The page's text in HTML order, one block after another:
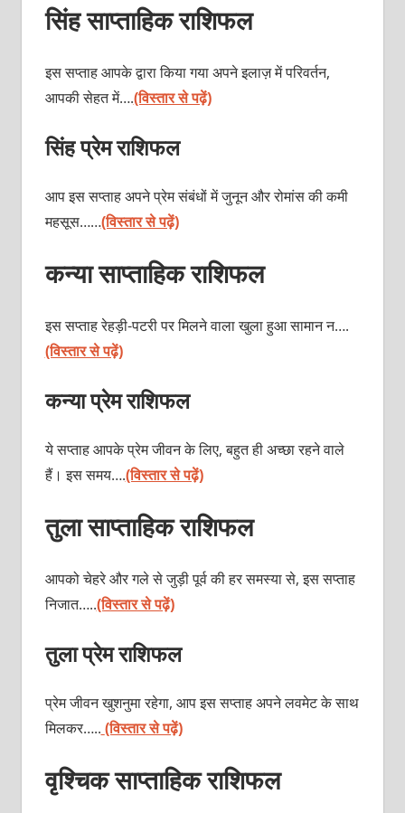
सिंह साप्ताहिक राशिफल
इस सप्ताह आपके द्वारा किया गया अपने इलाज़ में परिवर्तन,
आपकी सेहत में….(विस्तार से पढ़ें)
सिंह प्रेम राशिफल
आप इस सप्ताह अपने प्रेम संबंधों में जुनून और रोमांस की कमी
महसूस……(विस्तार से पढ़ें)
कन्या साप्ताहिक राशिफल
इस सप्ताह रेहड़ी-पटरी पर मिलने वाला खुला हुआ सामान न….
(विस्तार से पढ़ें)
कन्या प्रेम राशिफल
ये सप्ताह आपके प्रेम जीवन के लिए, बहुत ही अच्छा रहने वाले
हैं। इस समय….(विस्तार से पढ़ें)
तुला साप्ताहिक राशिफल
आपको चेहरे और गले से जुड़ी पूर्व की हर समस्या से, इस सप्ताह
निजात…..(विस्तार से पढ़ें)
तुला प्रेम राशिफल
प्रेम जीवन खुशनुमा रहेगा, आप इस सप्ताह अपने लवमेट के साथ
मिलकर….. (विस्तार से पढ़ें)
वृश्चिक साप्ताहिक राशिफल